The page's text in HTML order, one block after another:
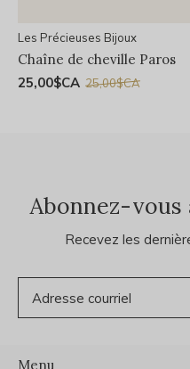
Les Précieuses Bijoux
Chaîne de cheville Paros
25,00$CA 25,00$CA
Abonnez-
Recevez les
Menu